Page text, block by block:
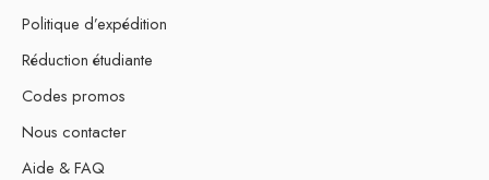
Politique d’expédition
Réduction étudiante
Codes promos
Nous contacter
Aide & FAQ